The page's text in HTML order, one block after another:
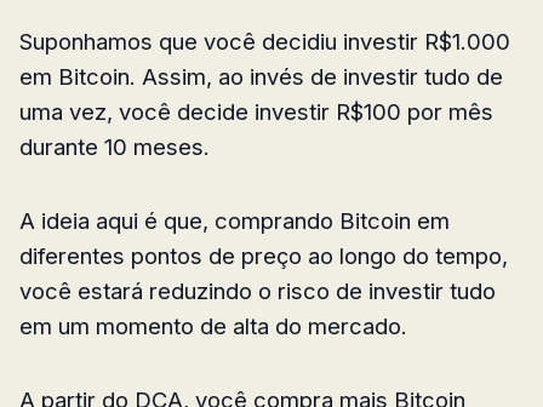
Suponhamos que você decidiu investir R$1.000
em Bitcoin. Assim, ao invés de investir tudo de
uma vez, você decide investir R$100 por mês
durante 10 meses.
A ideia aqui é que, comprando Bitcoin em
diferentes pontos de preço ao longo do tempo,
você estará reduzindo o risco de investir tudo
em um momento de alta do mercado.
A partir do DCA, você compra mais Bitcoin